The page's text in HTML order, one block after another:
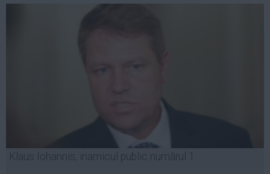
Klaus Iohannis, inamicul public numărul 1